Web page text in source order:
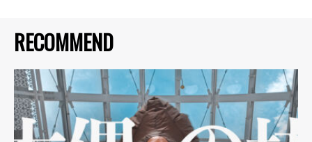
RECOMMEND